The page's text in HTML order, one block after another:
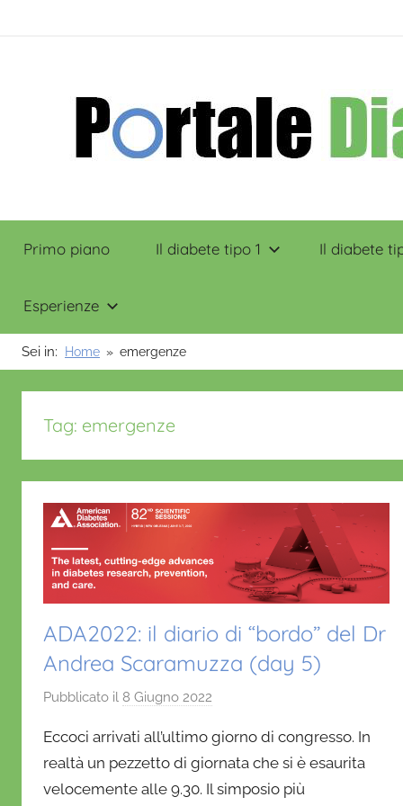
Portale
Diabete
Primo piano Il diabete tipo 1 Il diabete
Esperienze
Sei in: Home emergenze
Tag: emergenze
ADA2022: il diario di “bordo” del Dr
Andrea Scaramuzza (day 5)
Pubblicato il 8 Giugno 2022
D
a
n
Eccoci arrivati all’ultimo giorno di congresso. In
realtà un pezzetto di giornata che si è esaurita
velocemente alle 9.30. Il simposio più